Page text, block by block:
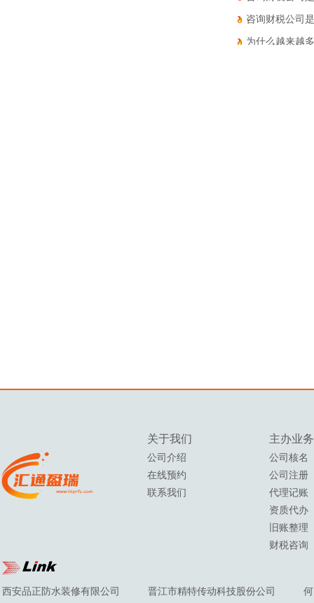
咨询财税公司
为什么越来越
关于我们
公司介绍
在线预约
联系我们
主办业务
公司核名
公司注册
代理记账
资质代办
旧账整理
财税咨询
西安品正防水装修有限公司 晋江市精特传动科技股份公司